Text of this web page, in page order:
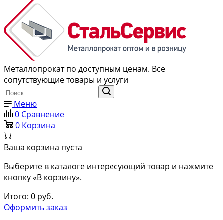
Металлопрокат по доступным ценам. Все
сопутствующие товары и услуги
Меню
0 Сравнение
0 Корзина
Ваша корзина пуста
Выберите в каталоге интересующий товар и нажмите
кнопку «В корзину».
Итого: 0 руб.
Оформить заказ